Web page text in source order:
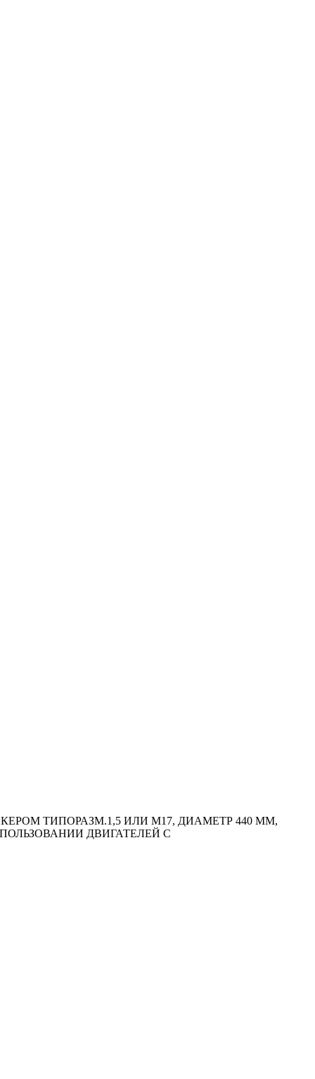
ТИПОРАЗМ.1,5 ИЛИ M17, ДИАМЕТР 440 ММ,
ДВИГАТЕЛЕЙ С